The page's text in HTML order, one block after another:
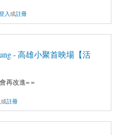
入或註冊
- 高雄小聚首映場【活
再改進= =
或註冊